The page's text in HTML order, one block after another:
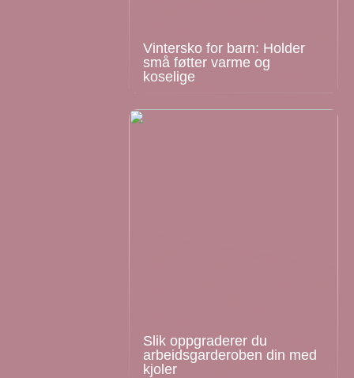
Vintersko for barn: Holder
små føtter varme og
koselige
Slik oppgraderer du
arbeidsgarderoben din med
kjoler